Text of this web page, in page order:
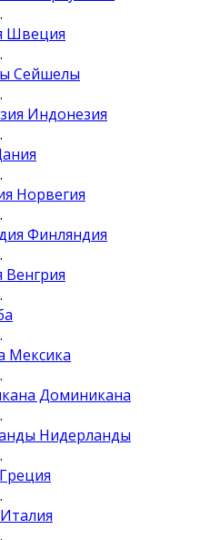
Швеция
Сейшелы
Индонезия
Норвегия
Финляндия
Венгрия
Мексика
Доминикана
Нидерланды
Греция
Италия